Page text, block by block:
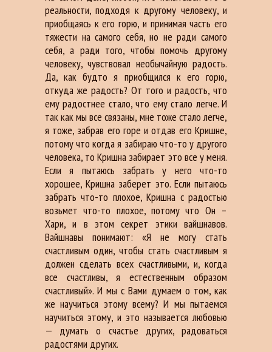
реальности, подходя к другому человеку, и
приобщаясь к его горю, и принимая часть его
тяжести на самого себя, но не ради самого
себя, а ради того, чтобы помочь другому
человеку, чувствовал необычайную радость.
Да, как будто я приобщился к его горю,
откуда же радость? От того и радость, что
ему радостнее стало, что ему стало легче. И
так как мы все связаны, мне тоже стало легче,
я тоже, забрав его горе и отдав его Кришне,
потому что когда я забираю что-то у другого
человека, то Кришна забирает это все у меня.
Если я пытаюсь забрать у него что-то
хорошее, Кришна заберет это. Если пытаюсь
забрать что-то плохое, Кришна с радостью
возьмет что-то плохое, потому что Он –
Хари, и в этом секрет этики вайшнавов.
Вайшнавы понимают: «Я не могу стать
счастливым один, чтобы стать счастливым я
должен сделать всех счастливыми, и, когда
все счастливы, я естественным образом
счастливый». И мы с Вами думаем о том, как
же научиться этому всему? И мы пытаемся
научиться этому, и это называется любовью
— думать о счастье других, радоваться
радостями других.